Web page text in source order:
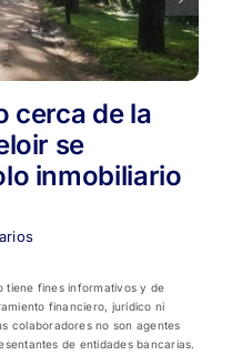
cerca de la
se
inmobiliario
tiene fines informativos y de
financiero, jurídico ni
colaboradores no son agentes
de entidades bancarias.